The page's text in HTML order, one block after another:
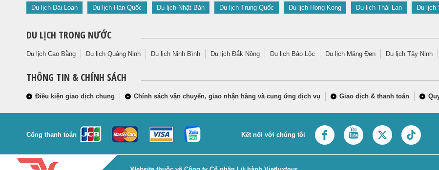
Du lịch Đài Loan Du lịch Hàn Quốc Du lịch Nhật Bản Du lịch Trung Quốc Du lịch Hong Kong Du lịch Thái Lan Du lịch
DU LỊCH TRONG NƯỚC
Du lịch Cao Bằng Du lịch Quảng Ninh Du lịch Ninh Bình Du lịch Đắk Nông Du lịch Bảo Lộc Du lịch Măng Đen Du lịch Tây Ninh
THÔNG TIN & CHÍNH SÁCH
Điều kiện giao dịch chung Chính sách vận chuyển, giao nhận hàng và cung ứng dịch vụ Giao dịch & thanh toán
Cổng thanh toán Kết nối với chúng tôi